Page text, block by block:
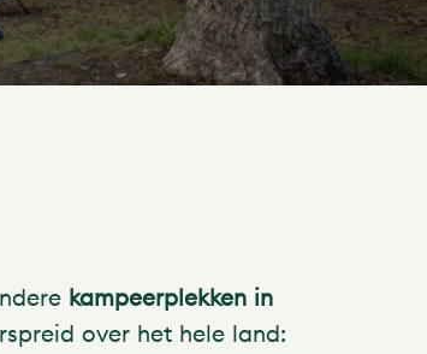
kampeerplekken in
over het hele land: